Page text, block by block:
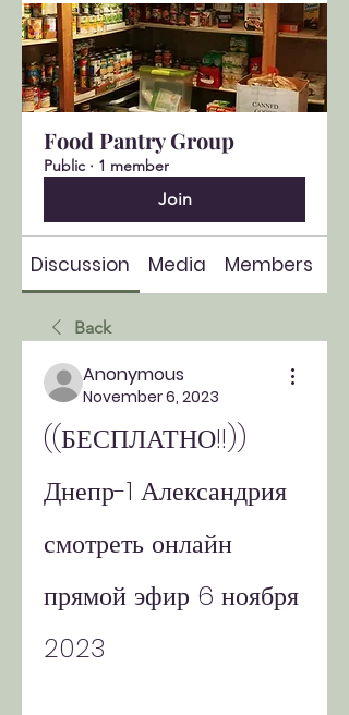
Food Pantry Group
Public · 1 member
Join
Discussion Media Members
Back
Anonymous
November 6, 2023
((БЕСПЛАТНО!!))
Днепр-1 Александрия
смотреть онлайн
прямой эфир 6 ноября
2023